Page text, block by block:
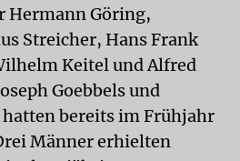
Hermann Göring,
Streicher, Hans Frank
Keitel und Alfred
Goebbels und
bereits im Frühjahr
Männer erhielten